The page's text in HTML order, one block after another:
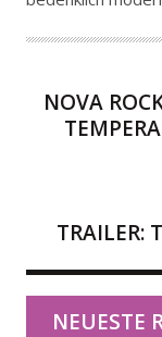
NOVA
TRAILER:
NEUESTE